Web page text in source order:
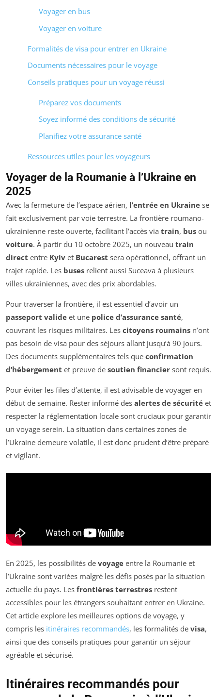
Voyager en bus
Voyager en voiture
Formalités de visa pour entrer en Ukraine
Documents nécessaires pour le voyage
Conseils pratiques pour un voyage réussi
Préparez vos documents
Soyez informé des conditions de sécurité
Planifiez votre assurance santé
Ressources utiles pour les voyageurs
Voyager de la Roumanie à l’Ukraine en
2025
Avec la fermeture de l’espace aérien, l’entrée en Ukraine se
fait exclusivement par voie terrestre. La frontière roumano-
ukrainienne reste ouverte, facilitant l’accès via train, bus ou
voiture. À partir du 10 octobre 2025, un nouveau train
direct entre Kyiv et Bucarest sera opérationnel, offrant un
trajet rapide. Les buses relient aussi Suceava à plusieurs
villes ukrainiennes, avec des prix abordables.
Pour traverser la frontière, il est essentiel d’avoir un
passeport valide et une police d’assurance santé,
couvrant les risques militaires. Les citoyens roumains n’ont
pas besoin de visa pour des séjours allant jusqu’à 90 jours.
Des documents supplémentaires tels que confirmation
d’hébergement et preuve de soutien financier sont requis.
Pour éviter les files d’attente, il est advisable de voyager en
début de semaine. Rester informé des alertes de sécurité et
respecter la réglementation locale sont cruciaux pour garantir
un voyage serein. La situation dans certaines zones de
l’Ukraine demeure volatile, il est donc prudent d’être préparé
et vigilant.
En 2025, les possibilités de voyage entre la Roumanie et
l’Ukraine sont variées malgré les défis posés par la situation
actuelle du pays. Les frontières terrestres restent
accessibles pour les étrangers souhaitant entrer en Ukraine.
Cet article explore les meilleures options de voyage, y
compris les itinéraires recommandés, les formalités de visa,
ainsi que des conseils pratiques pour garantir un séjour
agréable et sécurisé.
Itinéraires recommandés pour